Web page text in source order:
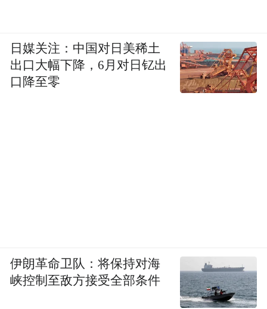
日媒关注：中国对日美稀土
出口大幅下降，6月对日钇出
口降至零
伊朗革命卫队：将保持对海
峡控制至敌方接受全部条件